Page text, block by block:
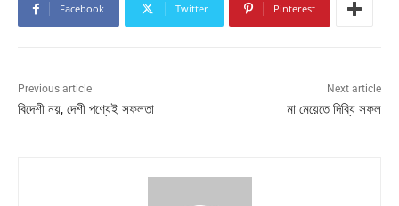
Facebook Twitter Pinterest
Previous article
বিদেশী নয়, দেশী পণ্যেই সফলতা
Next article
মা মেয়েতে দিব্যি সফল